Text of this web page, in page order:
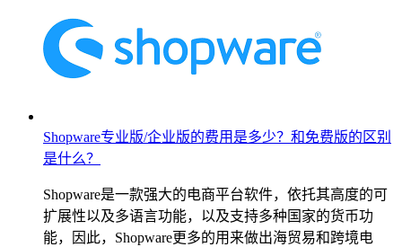
Shopware专业版/企业版的费用是多少？和免费版的区别
是什么？
Shopware是一款强大的电商平台软件，依托其高度的可
扩展性以及多语言功能，以及支持多种国家的货币功
能，因此，Shopware更多的用来做出海贸易和跨境电